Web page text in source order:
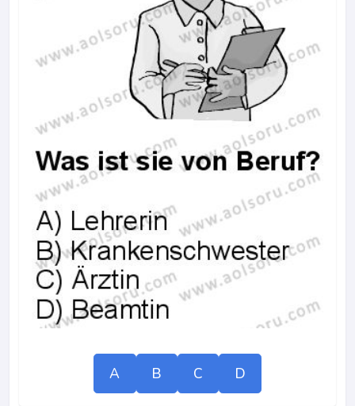
A B C D